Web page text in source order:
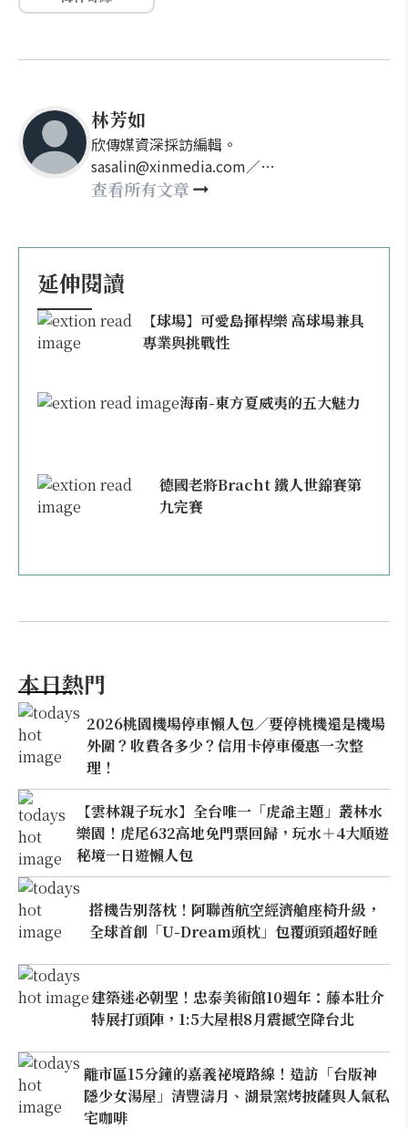
林芳如
欣傳媒資深採訪編輯。
sasalin@xinmedia.com／
happy21917@gmail.com
查看所有文章
延伸閱讀
【球場】可愛島揮桿樂 高球場兼具
專業與挑戰性
海南-東方夏威夷的五大魅力
德國老將Bracht 鐵人世錦賽第
九完賽
本日熱門
2026桃園機場停車懶人包／要停桃機還是機場
外圍？收費各多少？信用卡停車優惠一次整
理！
【雲林親子玩水】全台唯一「虎爺主題」叢林水
樂園！虎尾632高地免門票回歸，玩水＋4大順遊
秘境一日遊懶人包
搭機告別落枕！阿聯酋航空經濟艙座椅升級，
全球首創「U-Dream頭枕」包覆頭頸超好睡
建築迷必朝聖！忠泰美術館10週年：藤本壯介
特展打頭陣，1:5大屋根8月震撼空降台北
離市區15分鐘的嘉義祕境路線！造訪「台版神
隱少女湯屋」清豐濤月、湖景窯烤披薩與人氣私
宅咖啡